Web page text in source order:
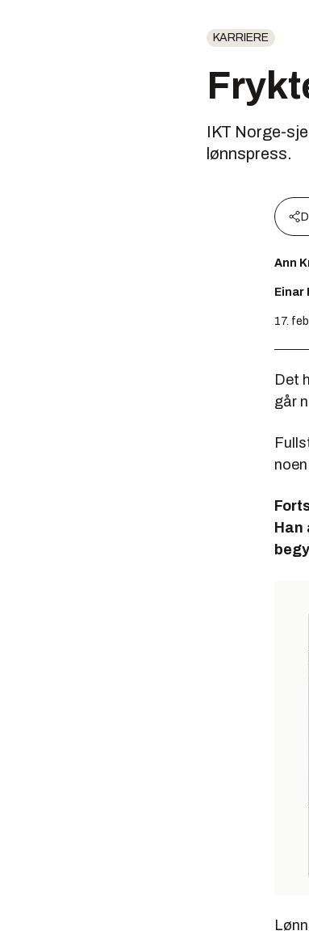
KARRIERE
IKT Norge-
lønnspress.
Ann
Einar
17.
Det
går